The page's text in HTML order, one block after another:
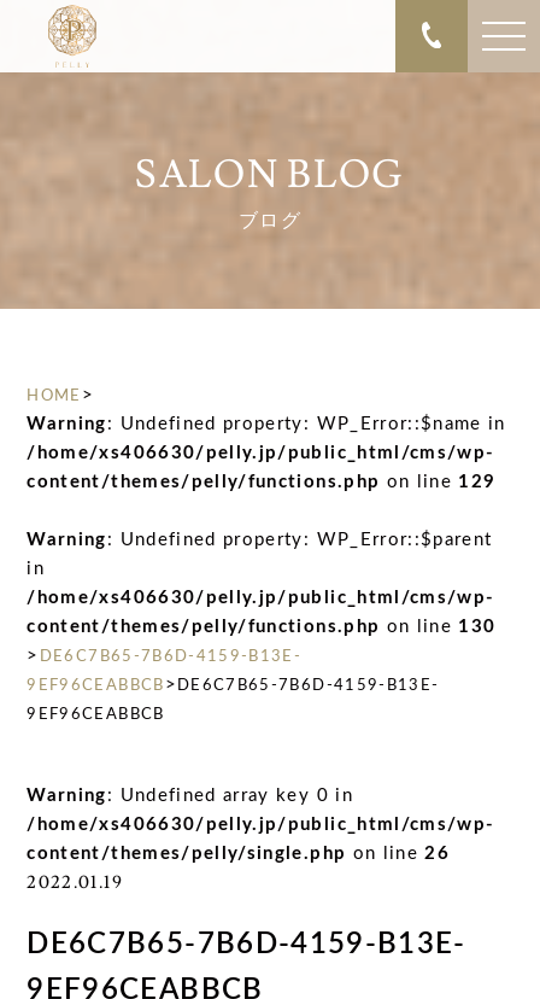
SALON BLOG
ブログ
HOME >
Warning : Undefined property: WP_Error::$name in
/home/xs406630/pelly.jp/public_html/cms/wp-
content/themes/pelly/functions.php on line 129
Warning : Undefined property: WP_Error::$parent
in
/home/xs406630/pelly.jp/public_html/cms/wp-
content/themes/pelly/functions.php on line 130
> DE6C7B65-7B6D-4159-B13E-
9EF96CEABBCB > DE6C7B65-7B6D-4159-B13E-
9EF96CEABBCB
Warning : Undefined array key 0 in
/home/xs406630/pelly.jp/public_html/cms/wp-
content/themes/pelly/single.php on line26
2022.01.19
DE6C7B65-7B6D-4159-B13E-
9EF96CEABBCB